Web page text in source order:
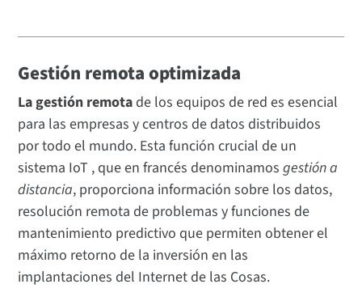
Gestión remota optimizada
La gestión remotade los equipos de red es esencial
para las empresas y centros de datos distribuidos
por todo el mundo. Esta función crucial de un
sistema IoT , que en francés denominamosgestión a
distancia, proporciona información sobre los datos,
resolución remota de problemas y funciones de
mantenimiento predictivo que permiten obtener el
máximo retorno de la inversión en las
implantaciones del Internet de las Cosas.